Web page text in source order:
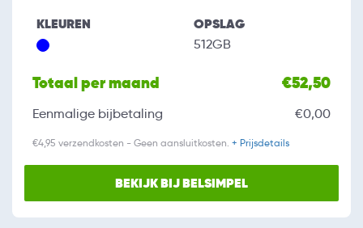
KLEUREN OPSLAG
512GB
Totaal per maand €52,50
Eenmalige bijbetaling €0,00
€4,95 verzendkosten - Geen aansluitkosten. + Prijsdetails
BEKIJK BIJ BELSIMPEL